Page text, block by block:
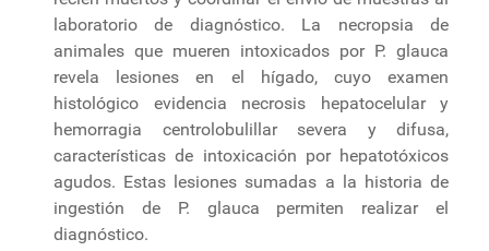
laboratorio de diagnóstico. La necropsia de
animales que mueren intoxicados por P. glauca
revela lesiones en el hígado, cuyo examen
histológico evidencia necrosis hepatocelular y
hemorragia centrolobulillar severa y difusa,
características de intoxicación por hepatotóxicos
agudos. Estas lesiones sumadas a la historia de
ingestión de P. glauca permiten realizar el
diagnóstico.